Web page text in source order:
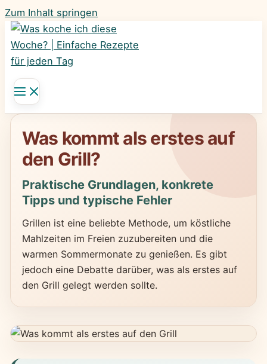
Zum Inhalt springen
Was kommt als erstes auf
den Grill?
Praktische Grundlagen, konkrete
Tipps und typische Fehler
Grillen ist eine beliebte Methode, um köstliche
Mahlzeiten im Freien zuzubereiten und die
warmen Sommermonate zu genießen. Es gibt
jedoch eine Debatte darüber, was als erstes auf
den Grill gelegt werden sollte.